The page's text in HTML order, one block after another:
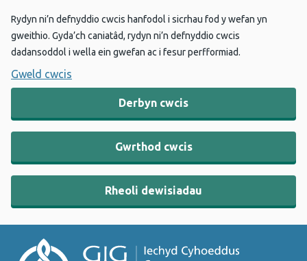
Rydyn ni’n defnyddio cwcis hanfodol i sicrhau fod y wefan yn
gweithio. Gyda’ch caniatâd, rydyn ni’n defnyddio cwcis
dadansoddol i wella ein gwefan ac i fesur perfformiad.
Gweld cwcis
Derbyn cwcis
Gwrthod cwcis
Rheoli dewisiadau